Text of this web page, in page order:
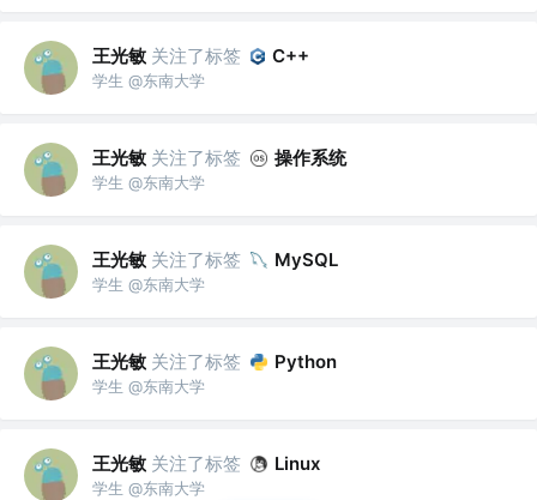
王光敏 关注了标签 C++
学生 @东南大学
王光敏 关注了标签 操作系统
学生 @东南大学
王光敏 关注了标签 MySQL
学生 @东南大学
王光敏 关注了标签 Python
学生 @东南大学
王光敏 关注了标签 Linux
学生 @东南大学